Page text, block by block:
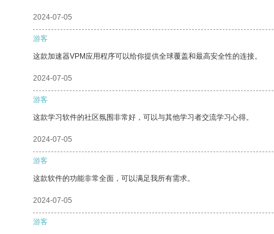
2024-07-05
游客
这款加速器VPM应用程序可以给你提供全球覆盖和最高安全性的连接。
2024-07-05
游客
这款学习软件的社区氛围非常好，可以与其他学习者交流学习心得。
2024-07-05
游客
这款软件的功能非常全面，可以满足我所有需求。
2024-07-05
游客